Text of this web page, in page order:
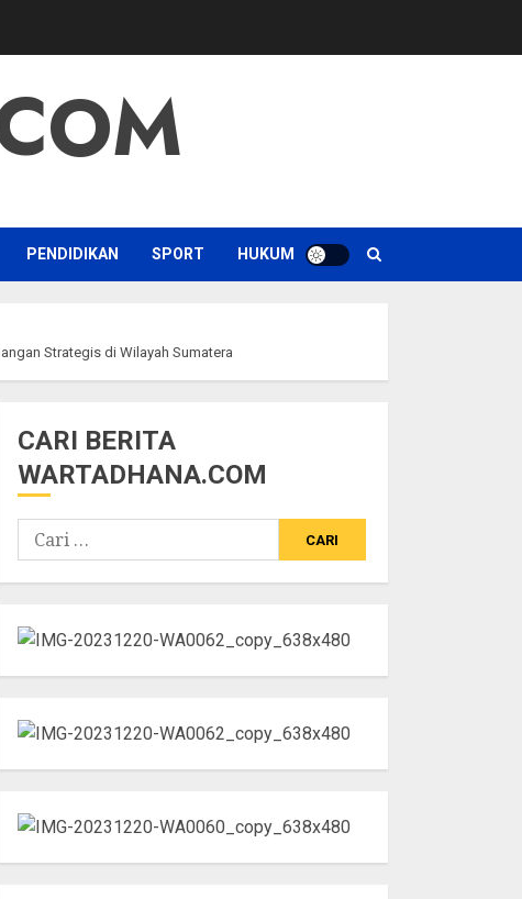
PENDIDIKAN SPORT HUKUM
Strategis di Wilayah Sumatera
CARI BERITA
WARTADHANA.COM
Cari
untuk: